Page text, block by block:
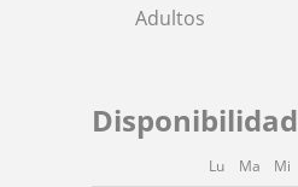
Adultos
Disponibilidad
Lu Ma Mi